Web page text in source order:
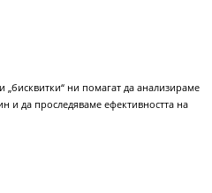
„бисквитки“ ни помагат да анализираме
и да проследяваме ефективността на